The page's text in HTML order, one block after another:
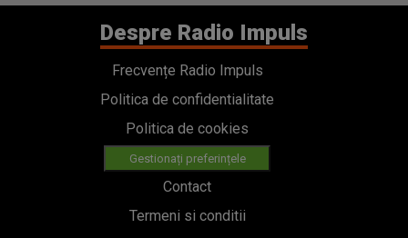
Despre Radio Impuls
Frecvențe Radio Impuls
Politica de confidentialitate
Politica de cookies
Gestionați preferințele
Contact
Termeni si conditii